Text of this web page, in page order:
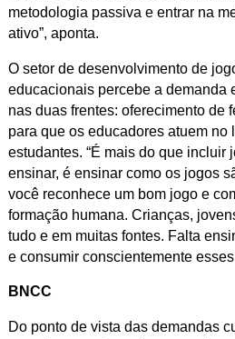
metodologia passiva e entrar na
ativo”, aponta.
O setor de desenvolvimento de
educacionais percebe a demanda
nas duas frentes: oferecimento de
para que os educadores atuem no
estudantes. “É mais do que incluir
ensinar, é ensinar como os jogos
você reconhece um bom jogo e
formação humana. Crianças,
tudo e em muitas fontes. Falta
e consumir conscientemente
BNCC
Do ponto de vista das demandas